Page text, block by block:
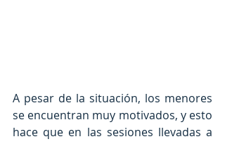
A pesar de la situación, los menores
se encuentran muy motivados, y esto
hace que en las sesiones llevadas a